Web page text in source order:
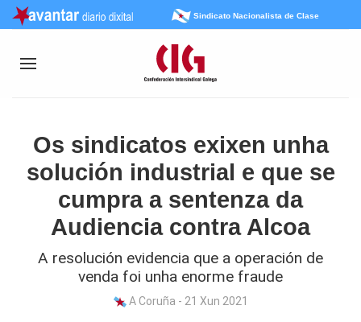
Sindicato Nacionalista de Clase
Os sindicatos exixen unha
solución industrial e que se
cumpra a sentenza da
Audiencia contra Alcoa
A resolución evidencia que a operación de
venda foi unha enorme fraude
A Coruña - 21 Xun 2021